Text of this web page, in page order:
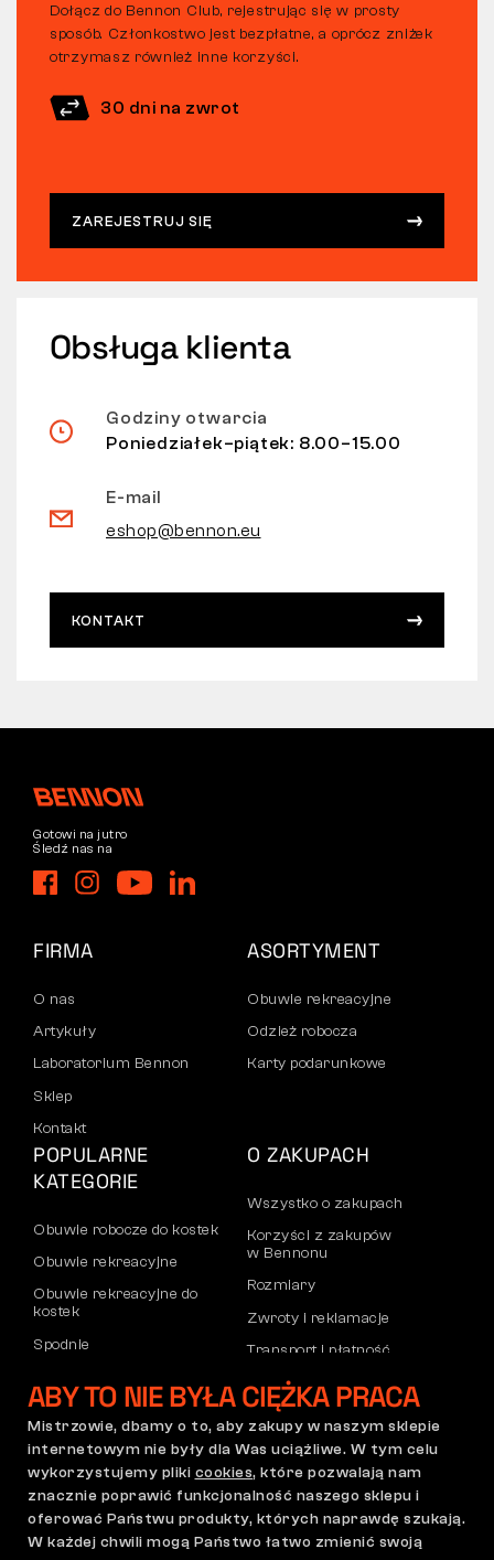
Dołącz do Bennon Club, rejestrując się w prosty
sposób. Członkostwo jest bezpłatne, a oprócz zniżek
otrzymasz również inne korzyści.
30 dni na zwrot
ZAREJESTRUJ SIĘ
Obsługa klienta
Godziny otwarcia
Poniedziałek–piątek: 8.00–15.00
E-mail
eshop@bennon.eu
KONTAKT
Gotowi na jutro
Śledź nas na
FIRMA
O nas
Artykuły
Laboratorium Bennon
Sklep
Kontakt
ASORTYMENT
Obuwie rekreacyjne
Odzież robocza
Karty podarunkowe
POPULARNE
KATEGORIE
Obuwie robocze do kostek
Obuwie rekreacyjne
Obuwie rekreacyjne do
kostek
Spodnie
O ZAKUPACH
Wszystko o zakupach
Korzyści z zakupów
w Bennonu
Rozmiary
Zwroty i reklamacje
Transport i płatność
Konto firmowe
Rejestracja partnerów B2B
Reklamacje i gwarancja
Regulamin zakupów
Polityka reklamacji
Ustawienia plików cookie
GDPR
ABY TO NIE BYŁA CIĘŻKA PRACA
Mistrzowie, dbamy o to, aby zakupy w naszym sklepie
internetowym nie były dla Was uciążliwe. W tym celu
wykorzystujemy pliki cookies, które pozwalają nam
znacznie poprawić funkcjonalność naszego sklepu i
oferować Państwu produkty, których naprawdę szukają.
W każdej chwili mogą Państwo łatwo zmienić swoją